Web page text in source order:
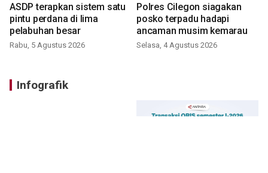
ASDP terapkan sistem satu
pintu perdana di lima
pelabuhan besar
Rabu, 5 Agustus 2026
Polres Cilegon siagakan
posko terpadu hadapi
ancaman musim kemarau
Selasa, 4 Agustus 2026
Infografik